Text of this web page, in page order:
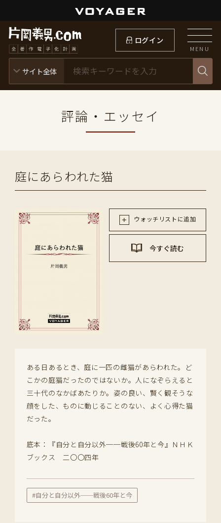
ログイン
MENU
評論・エッセイ
庭にあらわれた猫
ウォッチリストに追加
今すぐ読む
ある日あるとき、庭に一匹の雌猫があらわれた。ど
こかの庭猫だったのではないか。人になぞらえると
三十代のなかばあたりか。姿の良い、賢く観そうな
顔をした、ものに動じることのない、よく心得た猫
だった。
底本：『自分と自分以外──戦後60年と今』ＮＨＫ
ブックス 二〇〇四年
#自分と自分以外──戦後60年と今